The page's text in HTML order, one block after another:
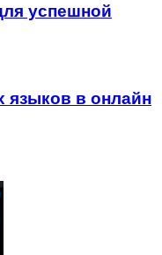
успешной
языков в онлайн